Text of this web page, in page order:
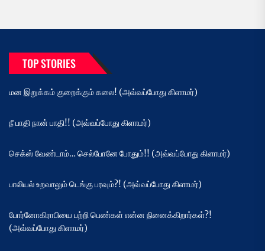
TOP STORIES
மன இறுக்கம் குறைக்கும் கலை! (அவ்வப்போது கிளாமர்)
நீ பாதி நான் பாதி!! (அவ்வப்போது கிளாமர்)
செக்ஸ் வேண்டாம்… செல்போனே போதும்!! (அவ்வப்போது கிளாமர்)
பாலியல் உறவாலும் டெங்கு பரவும்?! (அவ்வப்போது கிளாமர்)
போர்னோகிராபியை பற்றி பெண்கள் என்ன நினைக்கிறார்கள்?!
(அவ்வப்போது கிளாமர்)